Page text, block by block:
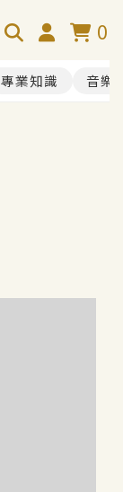
0
專業知識 音樂